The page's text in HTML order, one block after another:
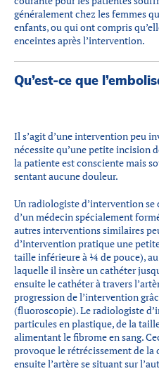
généralement chez les femmes
enfants, ou qui ont compris
enceintes après l’intervention.
Qu’est-ce que
Il s’agit d’une intervention peu
nécessite qu’une petite incision
la patiente est consciente mais
sentant aucune douleur.
Un radiologiste d’intervention se
d’un médecin spécialement
autres interventions similaires
d’intervention pratique une
taille inférieure à 1⁄4 de pouce),
laquelle il insère un cathéter
ensuite le cathéter à travers
progression de l’intervention
(fluoroscopie). Le radiologiste
particules en plastique, de la
alimentant le fibrome en sang.
provoque le rétrécissement de la
ensuite l’artère se situant sur